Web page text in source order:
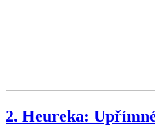
2. Heureka: